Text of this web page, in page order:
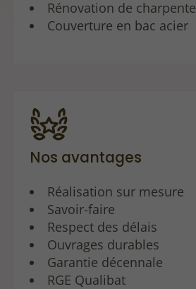
Rénovation de charpente
Couverture en bac acier
Nos avantages
Réalisation sur mesure
Savoir-faire
Respect des délais
Ouvrages durables
Garantie décennale
RGE Qualibat